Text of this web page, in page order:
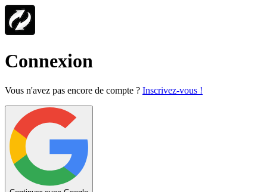
Connexion
Vous n'avez pas encore de compte ? Inscrivez-vous !